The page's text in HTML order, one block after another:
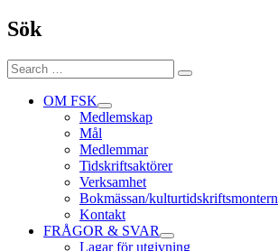
Sök
Search
for:
Search
OM FSK
expand
child
Medlemskap
Mål
Medlemmar
Tidskriftsaktörer
Verksamhet
Bokmässan/kulturtidskriftsmontern
Kontakt
FRÅGOR & SVAR
expand
Lagar för utgivning